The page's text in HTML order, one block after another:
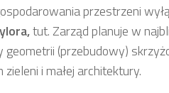
przestrzeni
tut. Zarząd planuje w
geometrii (przebudowy)
i małej architektury.